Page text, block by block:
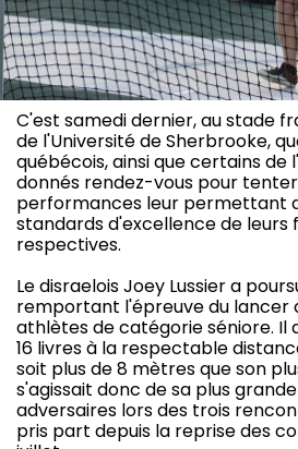
C'est samedi dernier, au stade
de l'Université de Sherbrooke,
québécois, ainsi que certains de
donnés rendez-vous pour
performances leur permettant
standards d'excellence de leurs
respectives.
Le disraelois Joey Lussier a
remportant l'épreuve du lancer
athlètes de catégorie séniore. Il
16 livres à la respectable
soit plus de 8 mètres que son
s'agissait donc de sa plus
adversaires lors des trois
pris part depuis la reprise des